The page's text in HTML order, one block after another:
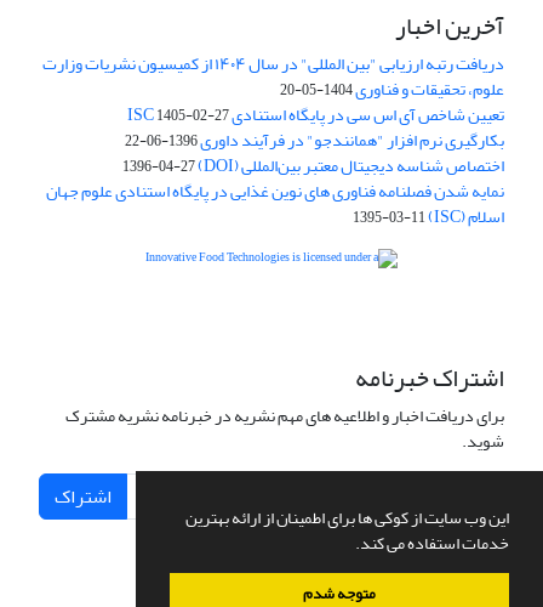
این وب سایت از کوکی ها برای اطمینان از ارائه بهترین
خدمات استفاده می کند.
متوجه شدم
آخرین اخبار
دریافت رتبه ارزیابی "بین المللی" در سال ۱۴۰۴ از کمیسیون نشریات وزارت
علوم، تحقیقات و فناوری1404-05-20
تعیین شاخص آی اس سی در پایگاه استنادی ISC1405-02-27
بکارگیری نرم افزار "همانندجو" در فرآیند داوری1396-06-22
اختصاص شناسه دیجیتال معتبر بین‌المللی (DOI) 1396-04-27
نمایه شدن فصلنامه فناوری های نوین غذایی در پایگاه استنادی علوم جهان
اسلام (ISC) 1395-03-11
اشتراک خبرنامه
برای دریافت اخبار و اطلاعیه های مهم نشریه در خبرنامه نشریه مشترک
شوید.
اشتراک